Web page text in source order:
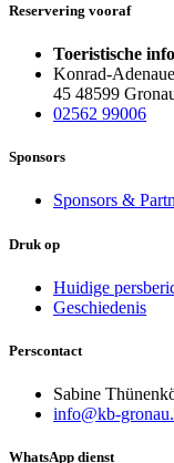
Reservering vooraf
Toeristische info
Konrad-
45 48599
02562 99006
Sponsors
Sponsors &
Druk op
Huidige
Geschiedenis
Perscontact
Sabine
info@kb-
WhatsApp dienst